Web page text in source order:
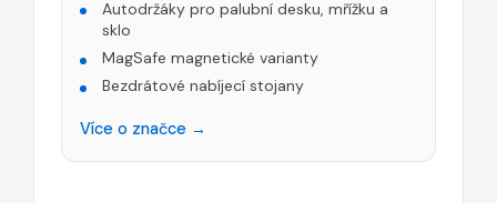
Autodržáky pro palubní desku, mřížku a
sklo
MagSafe magnetické varianty
Bezdrátové nabíjecí stojany
Více o značce →